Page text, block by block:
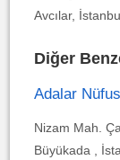
Avcılar,
Diğer
Adalar
Nizam Mah.
Büyükada ,